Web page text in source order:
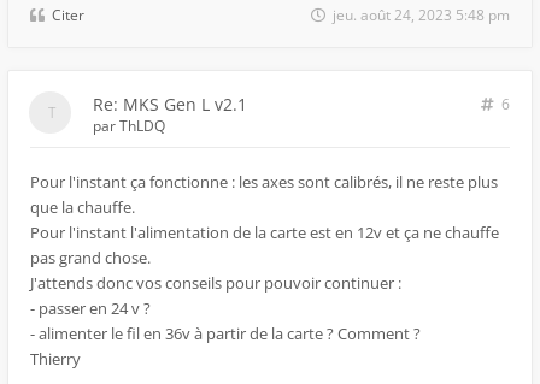
Citer jeu. août 24, 2023 5:48 pm
Re: MKS Gen L v2.1
6
parThLDQ
Pour l'instant ça fonctionne : les axes sont calibrés, il ne reste plus
que la chauffe.
Pour l'instant l'alimentation de la carte est en 12v et ça ne chauffe
pas grand chose.
J'attends donc vos conseils pour pouvoir continuer :
- passer en 24 v ?
- alimenter le fil en 36v à partir de la carte ? Comment ?
Thierry